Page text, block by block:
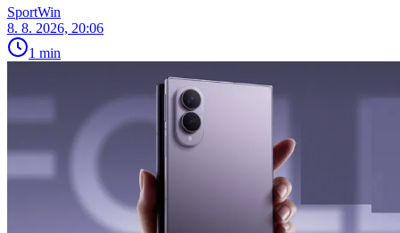
SportWin
8. 8. 2026, 20:06
1 min